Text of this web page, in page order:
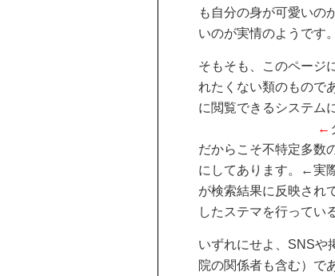
も自分の身が可愛いの
いのが実情のようです。
そもそも、このページ
れたくない類のもので
に閲覧できるシステム
←
だからこそ不特定多数
にしてあります。←実
が検索結果に反映され
したステマを行ってい
いずれにせよ、SNSや
院の関係者も含む）で